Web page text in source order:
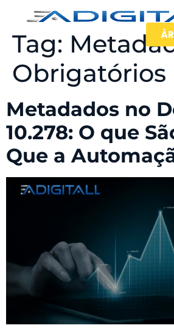
Tag:
Obrigatórios
Metadados no
10.278: O que
Que a